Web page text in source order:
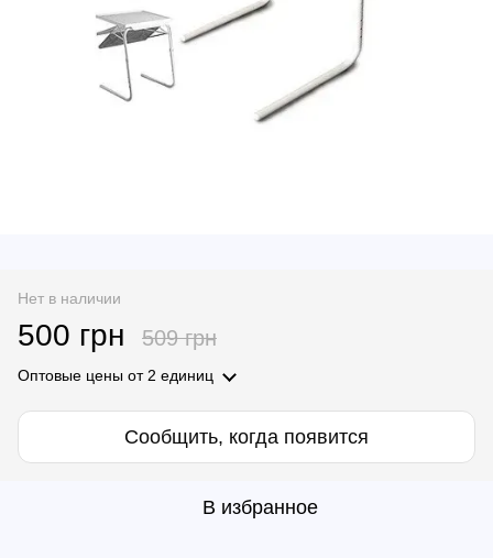
Нет в наличии
500 грн 509 грн
Оптовые цены от 2 единиц
Сообщить, когда появится
В избранное